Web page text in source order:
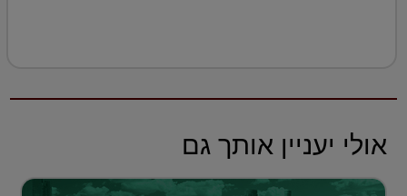
אולי יעניין אותך גם